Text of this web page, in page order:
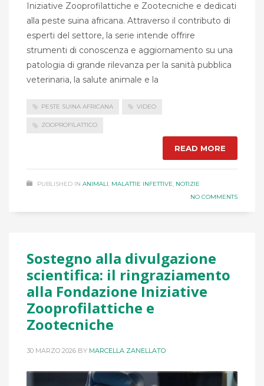
Iniziative Zooprofilattiche e Zootecniche e dedicati
alla peste suina africana. Attraverso il contributo di
esperti del settore, la serie intende offrire
strumenti di conoscenza e aggiornamento su una
patologia di grande rilevanza per la sanità pubblica
veterinaria, la salute animale e la
PESTE SUINA AFRICANA VIDEO
ZOOPROFILATTICO
READ MORE
PUBLISHED IN ANIMALI, MALATTIE INFETTIVE, NOTIZIE
NO COMMENTS
Sostegno alla divulgazione
scientifica: il ringraziamento
alla Fondazione Iniziative
Zooprofilattiche e
Zootecniche
30 MARZO 2026 BY MARCELLA ZANELLATO